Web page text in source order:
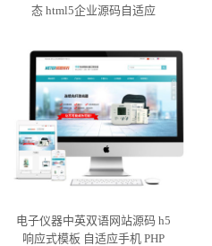
态 html5企业源码自适应
电子仪器中英双语网站源码 h5
响应式模板 自适应手机 PHP